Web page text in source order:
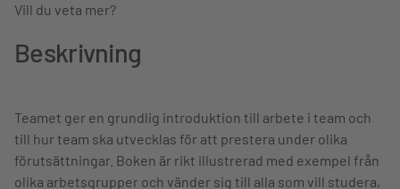
Vill du veta mer?
Beskrivning
Teamet ger en grundlig introduktion till arbete i team och
till hur team ska utvecklas för att prestera under olika
förutsättningar. Boken är rikt illustrerad med exempel från
olika arbetsgrupper och vänder sig till alla som vill studera,